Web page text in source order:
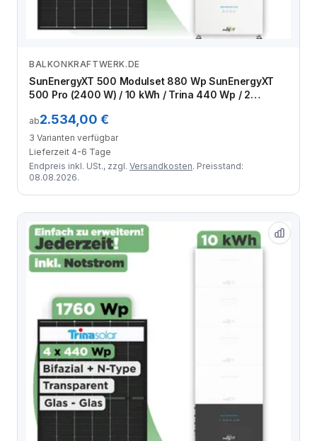
Zum Angebot
BALKONKRAFTWERK.DE
SunEnergyXT 500 Modulset 880 Wp SunEnergyXT
500 Pro (2400 W) / 10 kWh / Trina 440 Wp / 2
ab2.534,00 €
3 Varianten verfügbar
Lieferzeit 4-6 Tage
Endpreis inkl. USt., zzgl. Versandkosten. Preisstand:
08.08.2026.